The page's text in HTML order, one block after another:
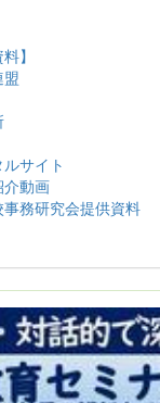
】
サイト
動画
務研究会提供資料